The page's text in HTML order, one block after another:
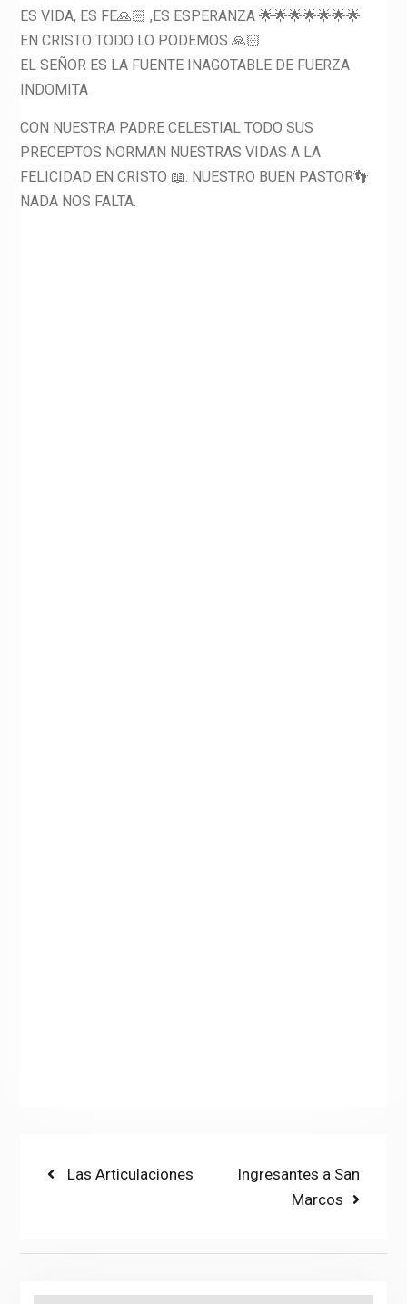
ES VIDA, ES FE🙏🏻 ,ES ESPERANZA 🌟🌟🌟🌟🌟🌟🌟
EN CRISTO TODO LO PODEMOS 🙏🏻
EL SEÑOR ES LA FUENTE INAGOTABLE DE FUERZA
INDOMITA
CON NUESTRA PADRE CELESTIAL TODO SUS
PRECEPTOS NORMAN NUESTRAS VIDAS A LA
FELICIDAD EN CRISTO 📖. NUESTRO BUEN PASTOR👣
NADA NOS FALTA.
PostPrevious
Las Articulaciones
Next
Ingresantes a San
Marcos